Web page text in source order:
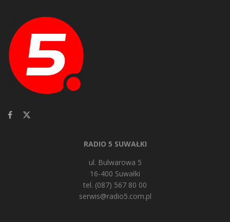
RADIO 5 SUWAŁKI
ul. Bulwarowa 5
16-400 Suwałki
tel. (087) 567 80 00
serwis@radio5.com.pl